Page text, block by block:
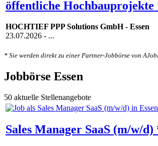
öffentliche Hochbauprojekte
HOCHTIEF PPP Solutions GmbH- Essen
23.07.2026 - ...
* Sie werden direkt zu einer Partner-Jobbörse von
Jobbörse Essen
50 aktuelle Stellenangebote
Sales Manager SaaS (m/w/d)